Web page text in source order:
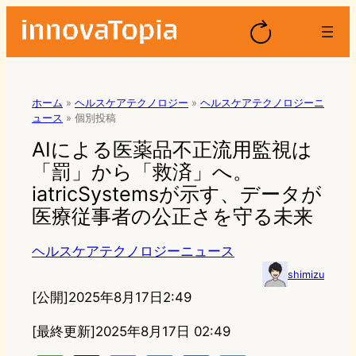
ホーム » ヘルスケアテクノロジー » ヘルスケアテクノロジーニ
ュース » 個別投稿
AIによる医薬品不正流用監視は
「罰」から「救済」へ。
iatricSystemsが示す、データが
医療従事者の公正さを守る未来
ヘルスケアテクノロジーニュース
shimizu
[公開]2025年8月17日2:49
[最終更新]2025年8月17日 02:49